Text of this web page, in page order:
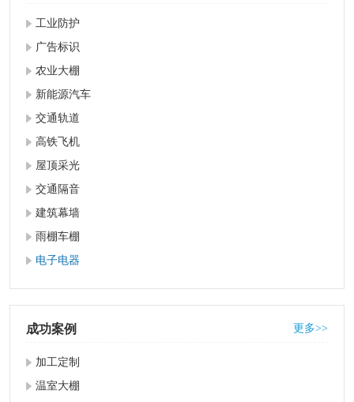
工业防护
广告标识
农业大棚
新能源汽车
交通轨道
高铁飞机
屋顶采光
交通隔音
建筑幕墙
雨棚车棚
电子电器
成功案例 更多>>
加工定制
温室大棚